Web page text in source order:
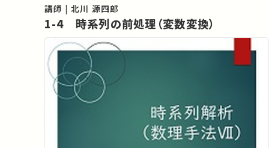
講師 | 北川 源四郎
1-4 時系列の前処理（変数変換）